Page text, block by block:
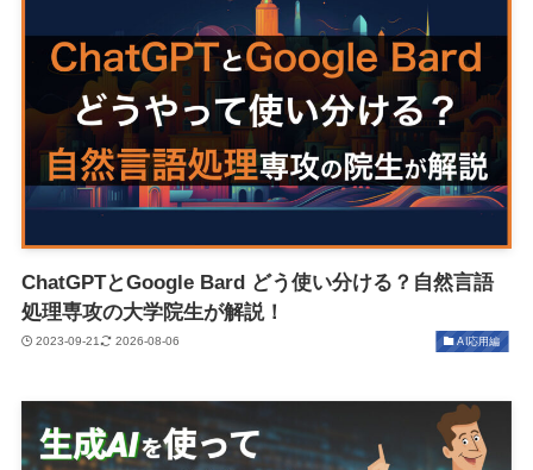
ChatGPTとGoogle Bard どう使い分ける？自然言語
処理専攻の大学院生が解説！
2023-09-21 2026-08-06 AI応用編